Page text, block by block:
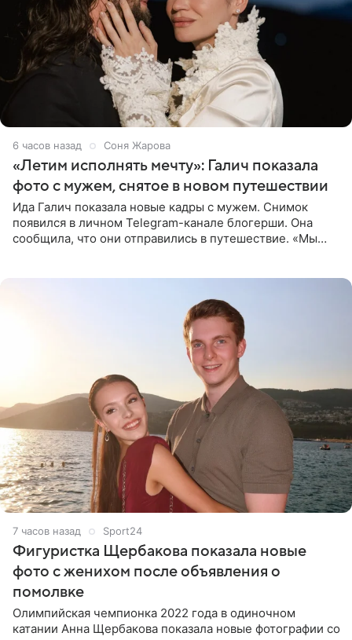
6 часов назад Соня Жарова
«Летим исполнять мечту»: Галич показала
фото с мужем, снятое в новом путешествии
Ида Галич показала новые кадры с мужем. Снимок
появился в личном Telegram-канале блогерши. Она
сообщила, что они отправились в путешествие. «Мы
7 часов назад Sport24
Фигуристка Щербакова показала новые
фото с женихом после объявления о
помолвке
Олимпийская чемпионка 2022 года в одиночном
катании Анна Щербакова показала новые фотографии со